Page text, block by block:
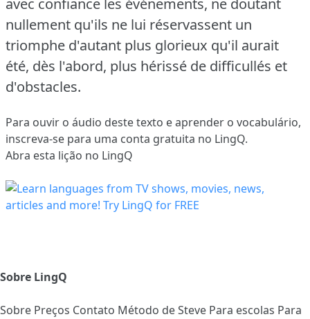
avec confiance les événements, ne doutant
nullement qu'ils ne lui réservassent un
triomphe d'autant plus glorieux qu'il aurait
été, dès l'abord, plus hérissé de difficullés et
d'obstacles.
Para ouvir o áudio deste texto e aprender o vocabulário,
inscreva-se para uma conta gratuita no LingQ.
Abra esta lição no LingQ
Sobre LingQ
Sobre Preços Contato Método de Steve Para escolas Para